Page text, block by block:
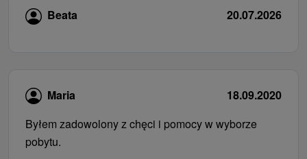
Beata 20.07.2026
Maria
18.09.2020
Byłem zadowolony z chęci i pomocy w wyborze
pobytu.